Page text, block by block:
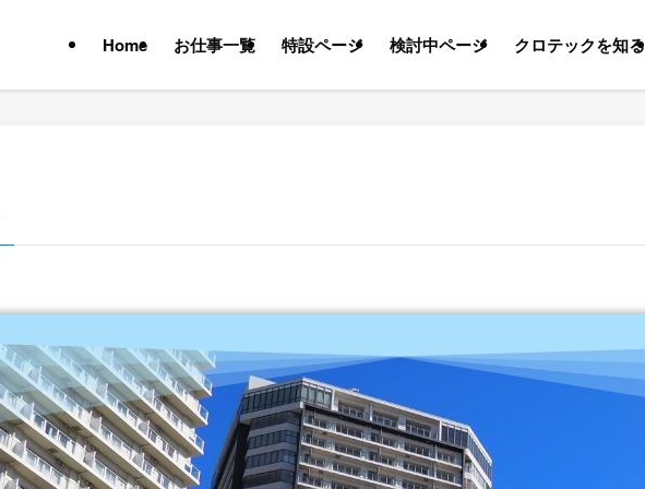
Home お仕事一覧 特設ページ 検討中ページ クロテックを知る